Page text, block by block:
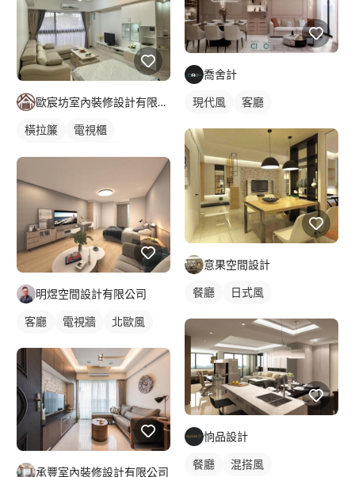
歐宸坊室內裝修設計有限公司
橫拉簾
電視櫃
明煜空間設計有限公司
客廳 電視牆 北歐風
承豐室內裝修設計有限公司
喬舍計
現代風 客廳
意果空間設計
餐廳 日式風
恦品設計
餐廳 混搭風